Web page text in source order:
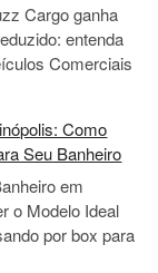
Cargo ganha
entenda
Comerciais
Como
Seu Banheiro
em
o Modelo Ideal
por box para